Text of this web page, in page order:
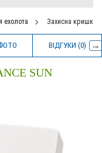
ехолота Захисна кришка
ВІДГУКИ (0)
SUN